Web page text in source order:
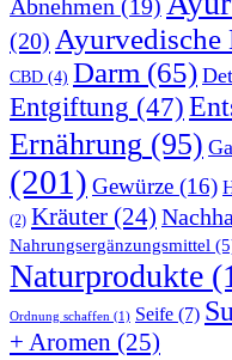
Abnehmen (19)
(20) Ayurvedische
CBD (4) Darm (65)
Entgiftung (47)
Ernährung (95)
(201) Gewürze (16)
(2) Kräuter (24)
Nahrungsergänzungsmittel
Naturprodukte
Ordnung schaffen (1) Seife (7)
+ Aromen (25)